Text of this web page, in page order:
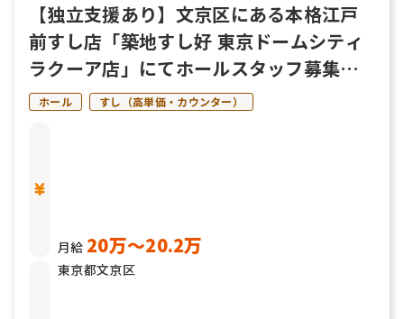
【独立支援あり】文京区にある本格江戸
前すし店「築地すし好 東京ドームシティ
ラクーア店」にてホールスタッフ募集
中！
ホール すし（高単価・カウンター）
月給 20万〜20.2万
東京都文京区